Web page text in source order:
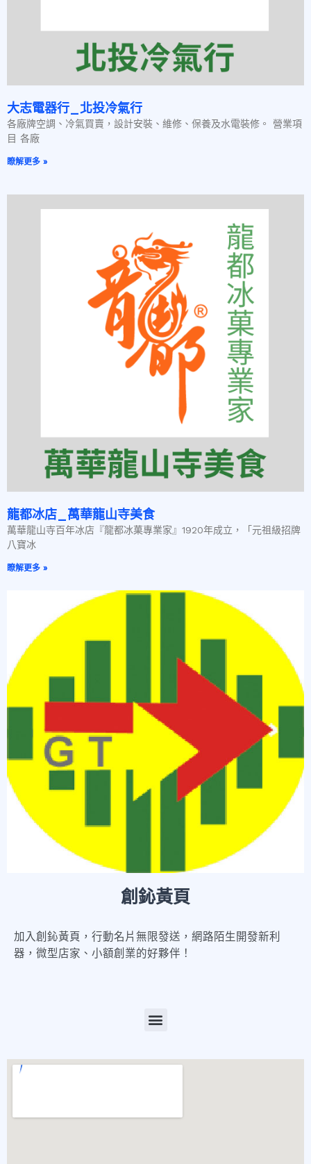
大志電器行_北投冷氣行
各廠牌空調、冷氣買賣，設計安裝、維修、保養及水電裝修。 營業項
目 各廠
瞭解更多 »
龍都冰店_萬華龍山寺美食
萬華龍山寺百年冰店『龍都冰菓專業家』1920年成立，「元祖級招牌
八寶冰
瞭解更多 »
創鈊黃頁
加入創鈊黃頁，行動名片無限發送，網路陌生開發新利
器，微型店家、小額創業的好夥伴！